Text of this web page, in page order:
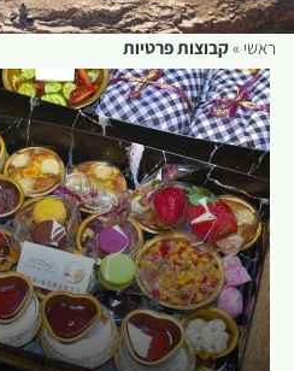
ראשי »קבוצות פרטיות